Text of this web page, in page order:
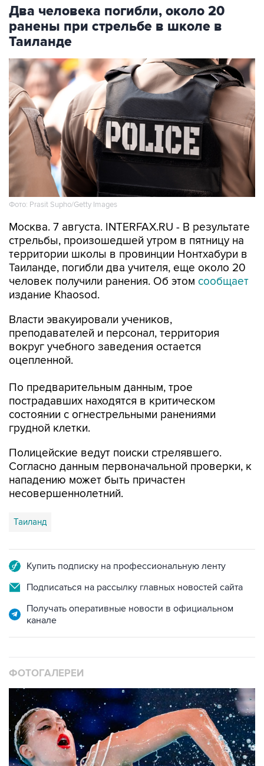
Таиланде
Фото: Prasit Supho/Getty Images
Москва. 7 августа. INTERFAX.RU - В результате
территории школы в провинции Нонтхабури в
Таиланде, погибли два учителя, еще около 20
человек получили ранения. Об этомсообщает
издание Khaosod.
Власти эвакуировали учеников,
вокруг учебного заведения остается
оцепленной.
По предварительным данным, трое
состоянии с огнестрельными ранениями
грудной клетки.
Полицейские ведут поиски стрелявшего.
нападению может быть причастен
несовершеннолетний.
Таиланд
Подписаться на рассылку главных новостей сайта
Получать оперативные новости в официальном